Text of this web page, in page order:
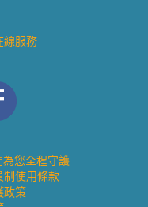
線服務
您全程守護
制使用條款
政策